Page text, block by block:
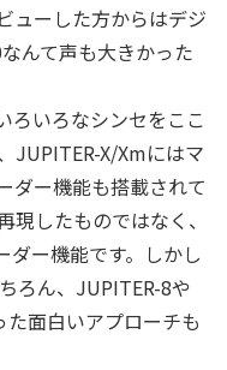
ューした方からはデジ
んて声も大きかった
ろいろなシンセをここ
JUPITER-X/Xmにはマ
ダー機能も搭載されて
現したものではなく、
ダー機能です。しかし
ろん、JUPITER-8や
面白いアプローチも